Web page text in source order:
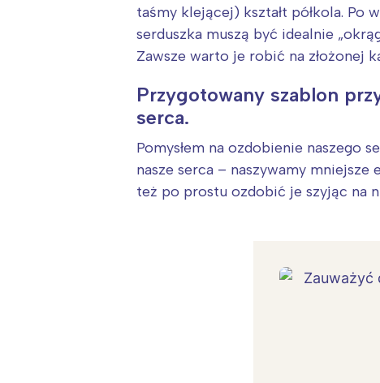
taśmy klejącej) kształt półkola. Po
serduszka muszą być idealnie
Zawsze warto je robić na złożonej
Przygotowany szablon
serca.
Pomysłem na ozdobienie naszego
nasze serca – naszywamy
też po prostu ozdobić je szyjąc na